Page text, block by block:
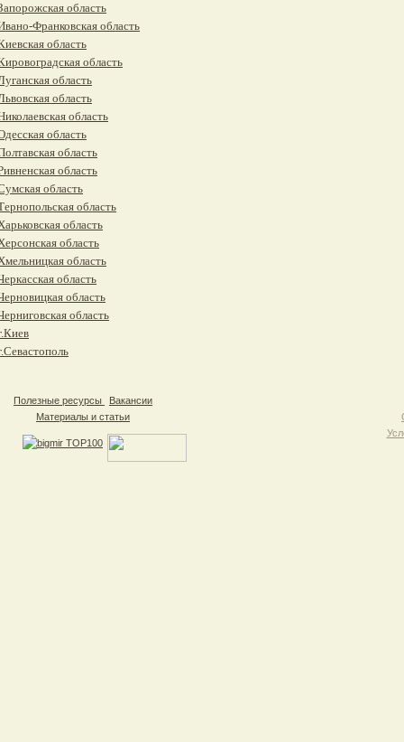
область
Франковская область
область
область
область
область
область
область
область
область
область
область
область
область
область
область
область
область
Полезные ресурсы
Вакансии
Материалы и статьи